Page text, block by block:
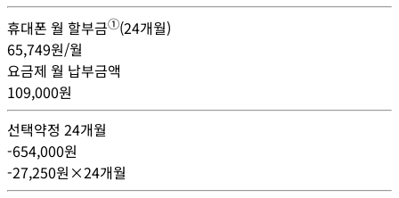
휴대폰 월 할부금①(24개월)
65,749원/월
요금제 월 납부금액
109,000원
선택약정 24개월
-654,000원
-27,250원×24개월